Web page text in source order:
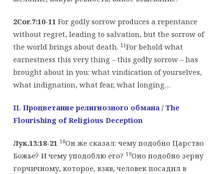
2Cor.7:10-11For godly sorrow produces a repentance
without regret, leading to salvation, but the sorrow of
the world brings about death. 11For behold what
earnestness this very thing – this godly sorrow – has
brought about in you: what vindication of yourselves,
what indignation, what fear, what longing…
II. Процветание религиозного обмана/ The
Flourishing of Religious Deception
Лук.13:18-21 18Он же сказал: чему подобно Царство
Божье? И чему уподоблю его? 19Оно подобно зерну
горчичному, которое, взяв, человек посадил в